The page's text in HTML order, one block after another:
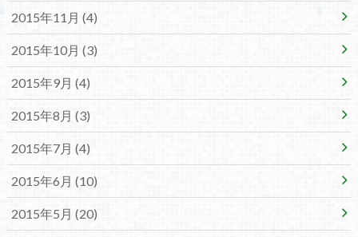
2015年11月 (4)
2015年10月 (3)
2015年9月 (4)
2015年8月 (3)
2015年7月 (4)
2015年6月 (10)
2015年5月 (20)